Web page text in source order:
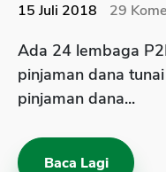
Asuransi
Asuransi Syariah
15 Juli 2018 29
Ada 24 lembaga
pinjaman dana
pinjaman dana...
Baca Lagi